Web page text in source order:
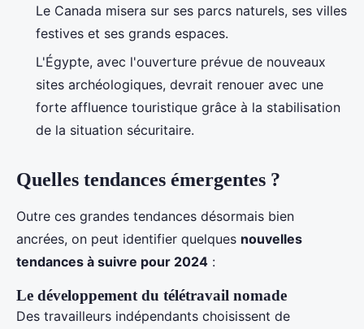
Le Canada misera sur ses parcs naturels, ses villes
festives et ses grands espaces.
L'Égypte, avec l'ouverture prévue de nouveaux
sites archéologiques, devrait renouer avec une
forte affluence touristique grâce à la stabilisation
de la situation sécuritaire.
Quelles tendances émergentes ?
Outre ces grandes tendances désormais bien
ancrées, on peut identifier quelques nouvelles
tendances à suivre pour 2024 :
Le développement du télétravail nomade
Des travailleurs indépendants choisissent de